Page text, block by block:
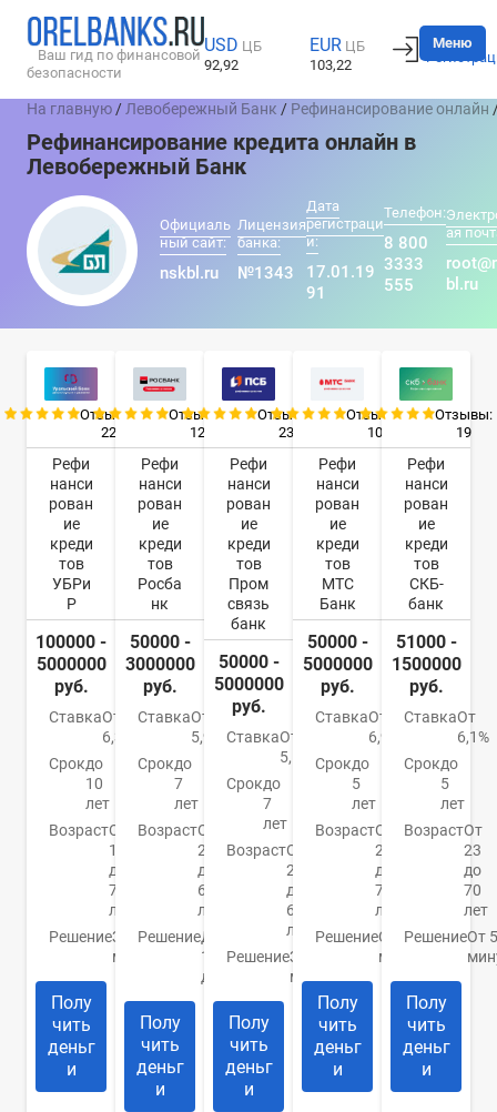
Ваш гид по финансовой
безопасности
USD ЦБ
92,92
EUR ЦБ
103,22
Вход
Меню
На главную / Левобережный Банк / Рефинансирование онлайн
Рефинансирование кредита онлайн в
Левобережный Банк
Официаль
ный сайт:
nskbl.ru
Лицензия
банка:
№1343
Дата
регистраци
и:
17.01.19
91
Телефон:
8 800
3333
555
ая
bl.ru
Отзывы:
22
Рефи
нанси
рован
ие
креди
тов
УБРи
Р
100000 -
5000000
руб.
СтавкаОт
6,3%
Срокдо
10
лет
ВозрастОт
19
до
75
лет
РешениеЗа 15
минут
Полу
чить
деньг
и
Отзывы:
12
Рефи
нанси
рован
ие
креди
тов
Росба
нк
50000 -
3000000
руб.
СтавкаОт
5,9%
Срокдо
7
лет
ВозрастОт
22
до
65
лет
РешениеДо
1
дня
Полу
чить
деньг
и
Отзывы:
23
Рефи
нанси
рован
ие
креди
тов
Пром
связь
банк
50000 -
5000000
руб.
СтавкаОт
5,5%
Срокдо
7
лет
ВозрастОт
23
до
65
лет
РешениеЗа 5
минут
Полу
чить
деньг
и
Отзывы:
10
Рефи
нанси
рован
ие
креди
тов
МТС
Банк
50000 -
5000000
руб.
СтавкаОт
6,9%
Срокдо
5
лет
ВозрастОт
20
до
70
лет
РешениеОт 15
минут
Полу
чить
деньг
и
Отзывы:
19
Рефи
нанси
рован
ие
креди
тов
СКБ-
банк
51000 -
1500000
руб.
СтавкаОт
6,1%
Срокдо
5
лет
ВозрастОт
23
до
70
лет
РешениеОт 5
Полу
чить
деньг
и